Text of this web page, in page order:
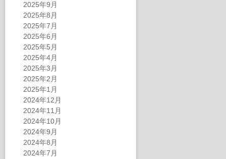
2025年9月
2025年8月
2025年7月
2025年6月
2025年5月
2025年4月
2025年3月
2025年2月
2025年1月
2024年12月
2024年11月
2024年10月
2024年9月
2024年8月
2024年7月